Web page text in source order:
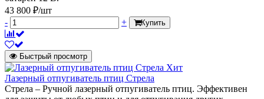
43 800 ₽/шт
-
+ Купить
Быстрый просмотр
Хит
Лазерный отпугиватель птиц Стрела
Стрела – Ручной лазерный отпугиватель птиц. Эффективен